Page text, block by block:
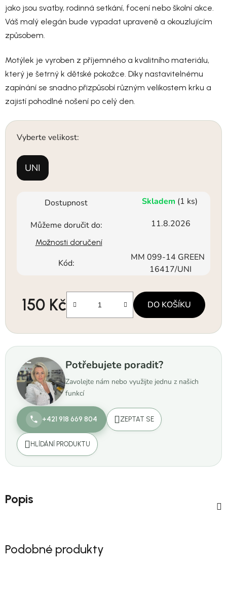
jako jsou svatby, rodinná setkání, focení nebo školní akce.
Váš malý elegán bude vypadat upraveně a okouzlujícím
způsobem.
Motýlek je vyroben z příjemného a kvalitního materiálu,
který je šetrný k dětské pokožce. Díky nastavitelnému
zapínání se snadno přizpůsobí různým velikostem krku a
zajistí pohodlné nošení po celý den.
Vyberte velikost:
UNI
Dostupnost Skladem (1 ks)
Můžeme doručit do: 11.8.2026
Možnosti doručení
Kód:
MM 099-14 GREEN
16417/UNI
150 Kč DO KOŠÍKU
Potřebujete poradit?
Zavolejte nám nebo využijte jednu z našich
funkcí
+421 918 669 804 ZEPTAT SE
HLÍDÁNÍ PRODUKTU
Popis
Podobné produkty